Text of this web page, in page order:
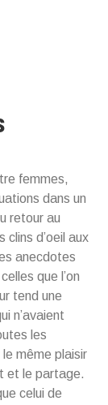
femmes,
dans un
retour au
clins d’oeil aux
anecdotes
que l’on
tend une
n’avaient
les
même plaisir
et le partage.
celui de